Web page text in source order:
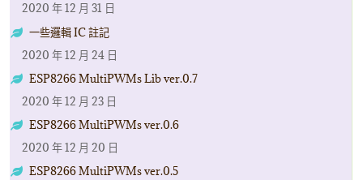
2020 年 12 月 31 日
一些邏輯 IC 註記
2020 年 12 月 24 日
ESP8266 MultiPWMs Lib ver.0.7
2020 年 12 月 23 日
ESP8266 MultiPWMs ver.0.6
2020 年 12 月 20 日
ESP8266 MultiPWMs ver.0.5